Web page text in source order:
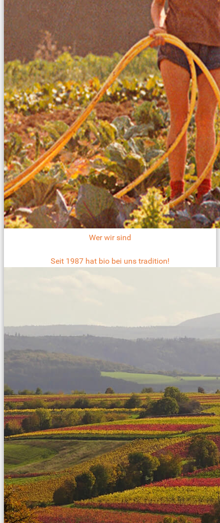
Wer wir sind
Seit 1987 hat bio bei uns tradition!